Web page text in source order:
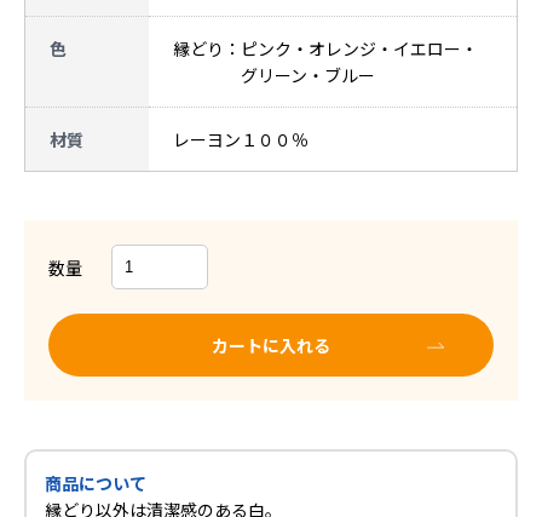
色
縁どり：ピンク・オレンジ・イエロー・
グリーン・ブルー
材質 レーヨン１００％
数量
カートに入れる
商品について
縁どり以外は清潔感のある白。